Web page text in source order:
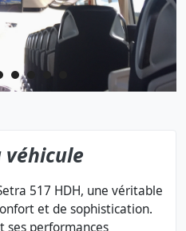
517 HDH, une véritable
et de sophistication.
ses performances